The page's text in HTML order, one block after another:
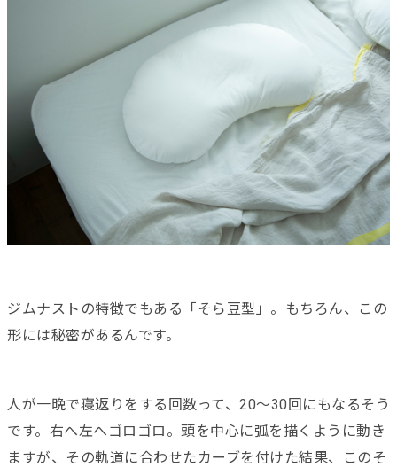
ジムナストの特徴でもある「そら豆型」。もちろん、この
形には秘密があるんです。
人が一晩で寝返りをする回数って、20〜30回にもなるそう
です。右へ左へゴロゴロ。頭を中心に弧を描くように動き
ますが、その軌道に合わせたカーブを付けた結果、このそ